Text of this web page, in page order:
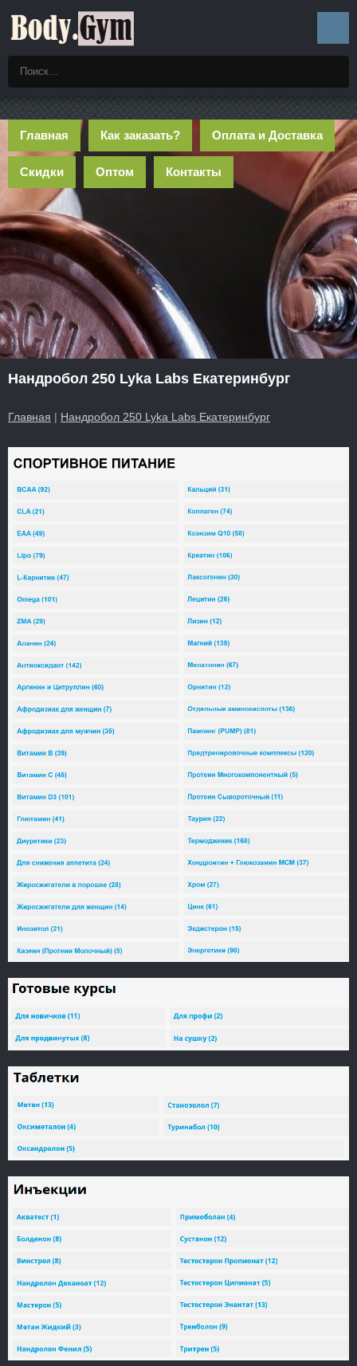
Главная Как заказать? Оплата и Доставка
Скидки Оптом Контакты
Нандробол 250 Lyka Labs Екатеринбург
Главная | Нандробол 250 Lyka Labs Екатеринбург